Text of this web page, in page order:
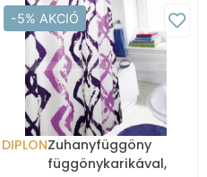
-5% AKCIÓ
DIPLONZuhanyfüggöny
függönykarikával,